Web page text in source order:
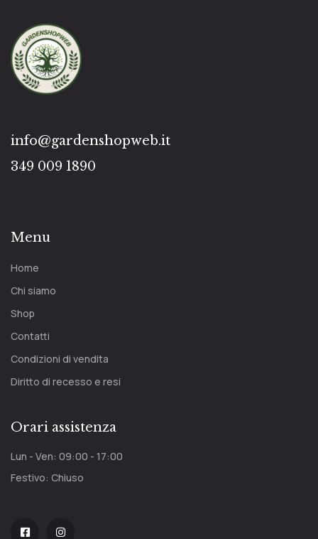
info@gardenshopweb.it
349 009 1890
Menu
Home
Chi siamo
Shop
Contatti
Condizioni di vendita
Diritto di recesso e resi
Orari assistenza
Lun - Ven: 09:00 - 17:00
Festivo: Chiuso